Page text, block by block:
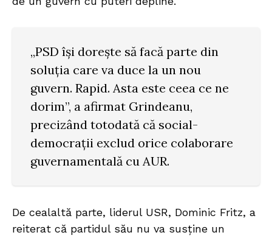
„PSD își dorește să facă parte din
soluția care va duce la un nou
guvern. Rapid. Asta este ceea ce ne
dorim”, a afirmat Grindeanu,
precizând totodată că social-
democrații exclud orice colaborare
guvernamentală cu AUR.
De cealaltă parte, liderul USR, Dominic Fritz, a
reiterat că partidul său nu va susține un